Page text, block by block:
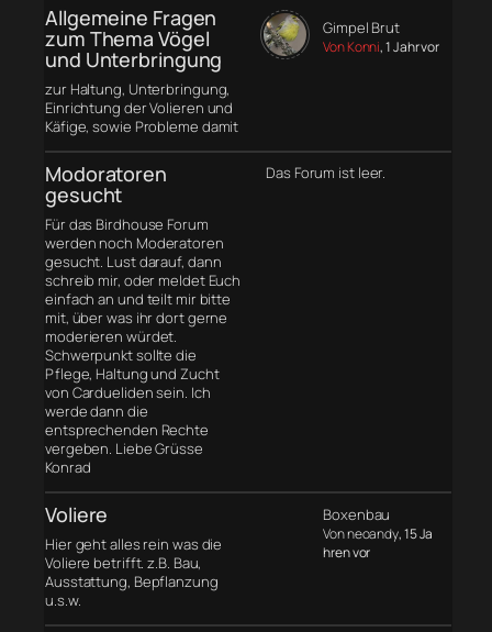
Allgemeine Fragen
zum Thema Vögel
und Unterbringung
zur Haltung, Unterbringung,
Einrichtung der Volieren und
Käfige, sowie Probleme damit
Gimpel Brut
Von Konni, 1 Jahr vor
Modoratoren
gesucht
Für das Birdhouse Forum
werden noch Moderatoren
gesucht. Lust darauf, dann
schreib mir, oder meldet Euch
einfach an und teilt mir bitte
mit, über was ihr dort gerne
moderieren würdet.
Schwerpunkt sollte die
Pflege, Haltung und Zucht
von Cardueliden sein. Ich
werde dann die
entsprechenden Rechte
vergeben. Liebe Grüsse
Konrad
Das Forum ist leer.
Voliere
Hier geht alles rein was die
Voliere betrifft. z.B. Bau,
Ausstattung, Bepflanzung
u.s.w.
Boxenbau
Von neoandy, 15 Ja
hren vor